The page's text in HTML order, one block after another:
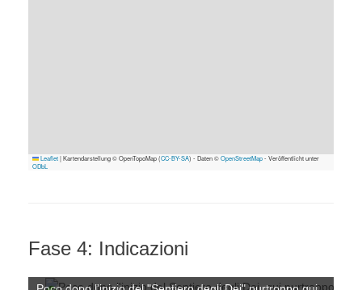
Leaflet |Kartendarstellung © OpenTopoMap (CC-BY-SA) - Daten ©OpenStreetMap- Veröffentlicht unter
ODbL
Fase 4: Indicazioni